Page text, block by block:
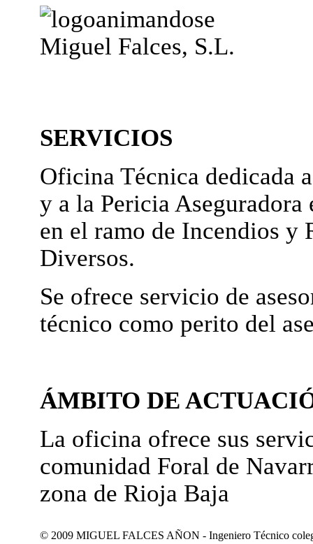
Miguel Falces, S.L.
SERVICIOS
Oficina Técnica dedicada
y a la Pericia Aseguradora
en el ramo de Incendios y
Diversos.
Se ofrece servicio de
técnico como perito del
ÁMBITO DE
La oficina ofrece sus
comunidad Foral de
zona de Rioja Baja
© 2009 MIGUEL FALCES AÑON - Ingeniero Técnico